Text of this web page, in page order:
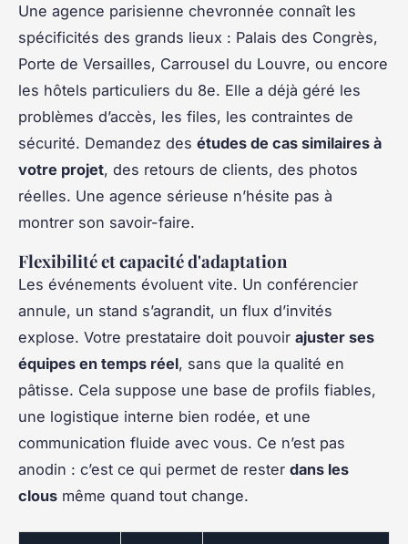
Une agence parisienne chevronnée connaît les
spécificités des grands lieux : Palais des Congrès,
Porte de Versailles, Carrousel du Louvre, ou encore
les hôtels particuliers du 8e. Elle a déjà géré les
problèmes d’accès, les files, les contraintes de
sécurité. Demandez des études de cas similaires à
votre projet, des retours de clients, des photos
réelles. Une agence sérieuse n’hésite pas à
montrer son savoir-faire.
Flexibilité et capacité d'adaptation
Les événements évoluent vite. Un conférencier
annule, un stand s’agrandit, un flux d’invités
explose. Votre prestataire doit pouvoir ajuster ses
équipes en temps réel, sans que la qualité en
pâtisse. Cela suppose une base de profils fiables,
une logistique interne bien rodée, et une
communication fluide avec vous. Ce n’est pas
anodin : c’est ce qui permet de rester dans les
clous même quand tout change.